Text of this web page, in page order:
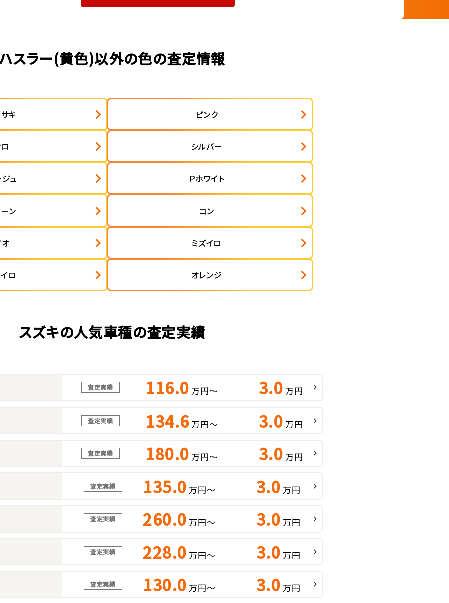
スラー(黄色)以外の色の査定情報
キ ピンク
シルバー
ュ Ｐホワイト
ン コン
ミズイロ
ロ オレンジ
スズキの人気車種の査定実績
査定実績 116.0 万円～ 3.0 万円
査定実績 134.6 万円～ 3.0 万円
査定実績 180.0 万円～ 3.0 万円
査定実績 135.0 万円～ 3.0 万円
査定実績 260.0 万円～ 3.0 万円
査定実績 228.0 万円～ 3.0 万円
査定実績 130.0 万円～ 3.0 万円